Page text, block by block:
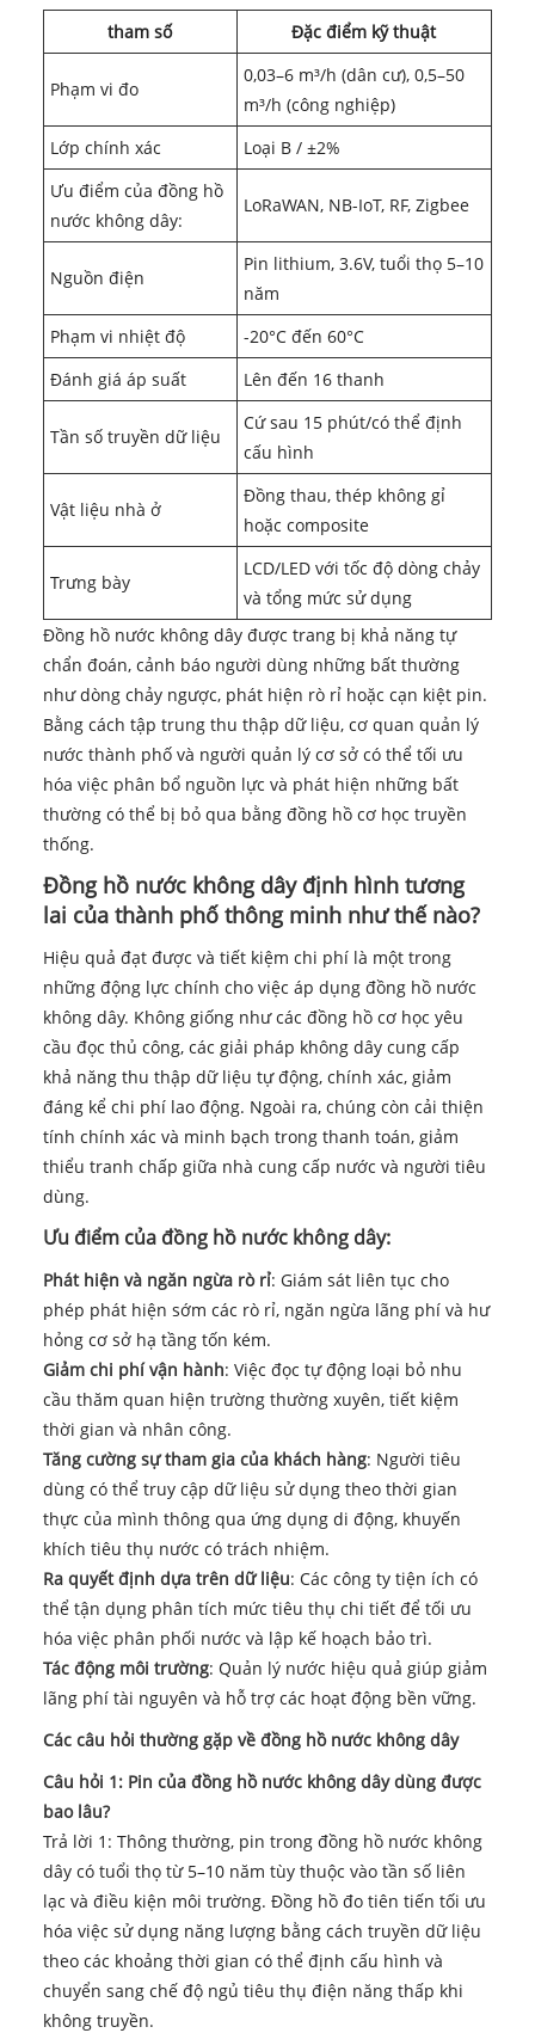
tham số Đặc điểm kỹ thuật
Phạm vi đo
0,03–6 m³/h (dân cư), 0,5–50
m³/h (công nghiệp)
Lớp chính xác
Loại B / ±2%
Ưu điểm của đồng hồ
nước không dây:
LoRaWAN, NB-IoT, RF, Zigbee
Nguồn điện
Pin lithium, 3.6V, tuổi thọ 5–10
năm
Phạm vi nhiệt độ
-20°C đến 60°C
Đánh giá áp suất
Lên đến 16 thanh
Tần số truyền dữ liệu
Cứ sau 15 phút/có thể định
cấu hình
Vật liệu nhà ở
Đồng thau, thép không gỉ
hoặc composite
Trưng bày
LCD/LED với tốc độ dòng chảy
và tổng mức sử dụng
Đồng hồ nước không dây được trang bị khả năng tự
chẩn đoán, cảnh báo người dùng những bất thường
như dòng chảy ngược, phát hiện rò rỉ hoặc cạn kiệt pin.
Bằng cách tập trung thu thập dữ liệu, cơ quan quản lý
nước thành phố và người quản lý cơ sở có thể tối ưu
hóa việc phân bổ nguồn lực và phát hiện những bất
thường có thể bị bỏ qua bằng đồng hồ cơ học truyền
thống.
Đồng hồ nước không dây định hình tương
lai của thành phố thông minh như thế nào?
Hiệu quả đạt được và tiết kiệm chi phí là một trong
những động lực chính cho việc áp dụng đồng hồ nước
không dây. Không giống như các đồng hồ cơ học yêu
cầu đọc thủ công, các giải pháp không dây cung cấp
khả năng thu thập dữ liệu tự động, chính xác, giảm
đáng kể chi phí lao động. Ngoài ra, chúng còn cải thiện
tính chính xác và minh bạch trong thanh toán, giảm
thiểu tranh chấp giữa nhà cung cấp nước và người tiêu
dùng.
Ưu điểm của đồng hồ nước không dây:
Phát hiện và ngăn ngừa rò rỉ: Giám sát liên tục cho
phép phát hiện sớm các rò rỉ, ngăn ngừa lãng phí và hư
hỏng cơ sở hạ tầng tốn kém.
Giảm chi phí vận hành: Việc đọc tự động loại bỏ nhu
cầu thăm quan hiện trường thường xuyên, tiết kiệm
thời gian và nhân công.
Tăng cường sự tham gia của khách hàng: Người tiêu
dùng có thể truy cập dữ liệu sử dụng theo thời gian
thực của mình thông qua ứng dụng di động, khuyến
khích tiêu thụ nước có trách nhiệm.
Ra quyết định dựa trên dữ liệu: Các công ty tiện ích có
thể tận dụng phân tích mức tiêu thụ chi tiết để tối ưu
hóa việc phân phối nước và lập kế hoạch bảo trì.
Tác động môi trường: Quản lý nước hiệu quả giúp giảm
lãng phí tài nguyên và hỗ trợ các hoạt động bền vững.
Các câu hỏi thường gặp về đồng hồ nước không dây
Câu hỏi 1: Pin của đồng hồ nước không dây dùng được
bao lâu?
Trả lời 1: Thông thường, pin trong đồng hồ nước không
dây có tuổi thọ từ 5–10 năm tùy thuộc vào tần số liên
lạc và điều kiện môi trường. Đồng hồ đo tiên tiến tối ưu
hóa việc sử dụng năng lượng bằng cách truyền dữ liệu
theo các khoảng thời gian có thể định cấu hình và
chuyển sang chế độ ngủ tiêu thụ điện năng thấp khi
không truyền.